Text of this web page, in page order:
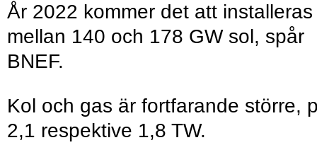
År 2022 kommer det att installeras
mellan 140 och 178 GW sol, spår
BNEF.
Kol och gas är fortfarande större,
2,1 respektive 1,8 TW.